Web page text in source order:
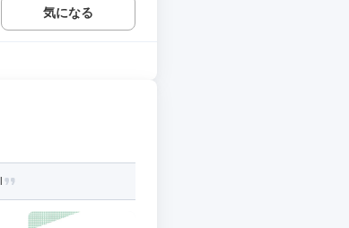
気になる